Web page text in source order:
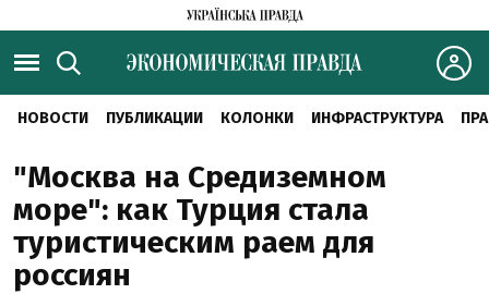
НОВОСТИ ПУБЛИКАЦИИ КОЛОНКИ ИНФРАСТРУКТУРА
"Москва на Средиземном
море": как Турция стала
туристическим раем для
россиян